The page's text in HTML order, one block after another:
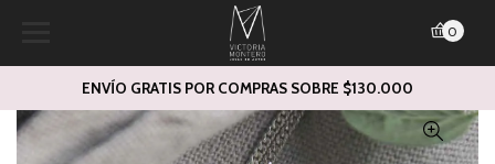
ENVÍO GRATIS POR COMPRAS SOBRE $130.000
0